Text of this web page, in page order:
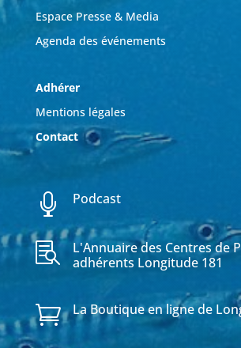
Espace Presse & Media
Agenda des événements
Adhérer
Mentions légales
Contact
 Podcast

L'Annuaire des Centres de
adhérents Longitude 181
 La Boutique en ligne de